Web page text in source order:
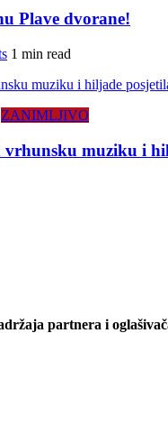
Plave dvorane!
1 min read
ZANIMLJIVO
vrhunsku muziku i
partnera i